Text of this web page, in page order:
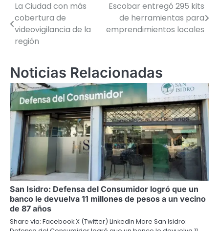
Navegación
de
entradas
La Ciudad con más
cobertura de
videovigilancia de la
región
Escobar entregó 295 kits
de herramientas para
emprendimientos locales
Noticias Relacionadas
San Isidro: Defensa del Consumidor logró que un
banco le devuelva 11 millones de pesos a un vecino
de 87 años
Share via: Facebook X (Twitter) LinkedIn More San Isidro: